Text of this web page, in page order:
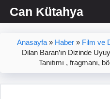
İçeriğe
atlaCan Kütahya
Anasayfa » Haber » Film ve
Dilan Baran’ın Dizinde
Tanıtımı , fragmanı,